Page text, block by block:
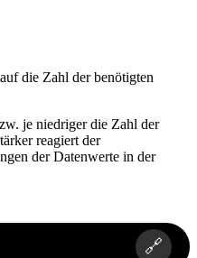
die Zahl der benötigten
je niedriger die Zahl der
reagiert der
der Datenwerte in der
🔗